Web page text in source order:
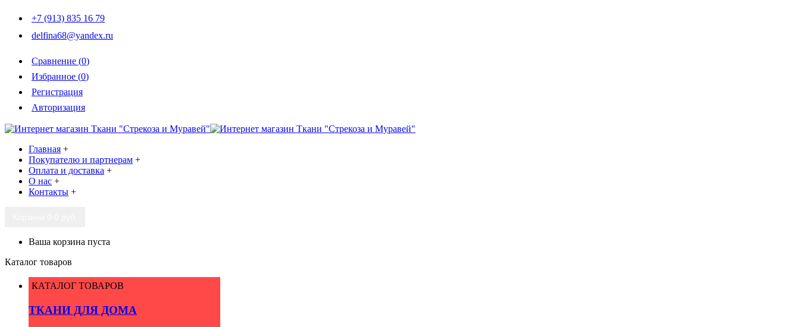
+7 (913) 835 16 79
delfina68@yandex.ru
Сравнение (0)
Избранное (0)
Регистрация
Авторизация
Главная +
Покупателю и партнерам +
Оплата и доставка +
О нас +
Контакты +
Ваша корзина пуста
Каталог товаров
КАТАЛОГ ТОВАРОВ
ТКАНИ ДЛЯ ДОМА